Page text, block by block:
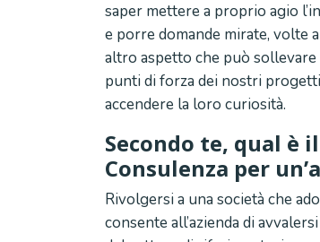
saper mettere a proprio agio
e porre domande mirate, volte
altro aspetto che può
punti di forza dei nostri
accendere la loro curiosità.
Secondo te, qual
Consulenza per
Rivolgersi a una società che
consente all’azienda di